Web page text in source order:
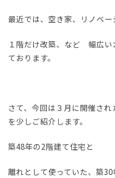
最近では、空き家、リノベー
１階だけ改築、など 幅広い
ております。
さて、今回は３月に開催さ
を少しご紹介します。
築48年の2階建て住宅と
離れとして使っていた、築